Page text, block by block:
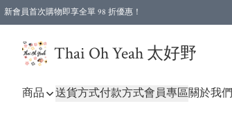
新會員首次購物即享全單 98 折優惠！
Thai Oh Yeah 太好野
商品 送貨方式付款方式會員專區關於我們